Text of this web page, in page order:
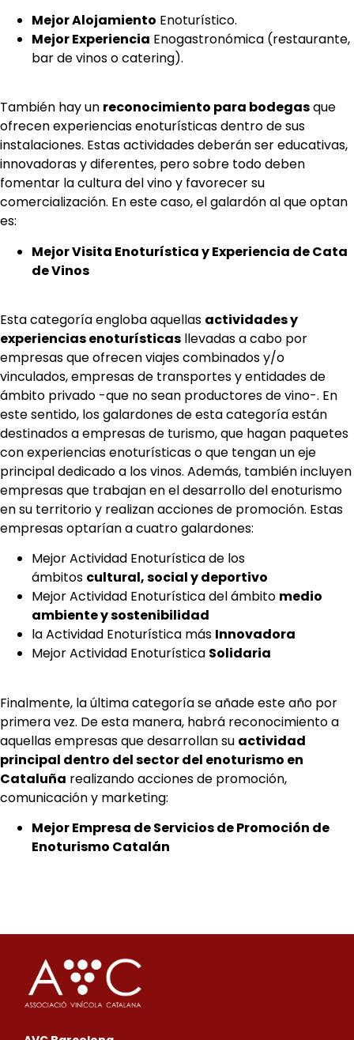
Mejor Alojamiento Enoturístico.
Mejor Experiencia Enogastronómica (restaurante,
bar de vinos o catering).
También hay un reconocimiento para bodegasque
ofrecen experiencias enoturísticas dentro de sus
instalaciones. Estas actividades deberán ser educativas,
innovadoras y diferentes, pero sobre todo deben
fomentar la cultura del vino y favorecer su
comercialización. En este caso, el galardón al que optan
es:
Mejor Visita Enoturística y Experiencia de Cata
de Vinos
Esta categoría engloba aquellas actividades y
experiencias enoturísticas llevadas a cabo por
empresas que ofrecen viajes combinados y/o
vinculados, empresas de transportes y entidades de
ámbito privado -que no sean productores de vino-. En
este sentido, los galardones de esta categoría están
destinados a empresas de turismo, que hagan paquetes
con experiencias enoturísticas o que tengan un eje
principal dedicado a los vinos. Además, también incluyen
empresas que trabajan en el desarrollo del enoturismo
en su territorio y realizan acciones de promoción. Estas
empresas optarían a cuatro galardones:
Mejor Actividad Enoturística de los
ámbitos cultural, social y deportivo
Mejor Actividad Enoturística del ámbito medio
ambiente y sostenibilidad
la Actividad Enoturística más Innovadora
Mejor Actividad Enoturística Solidaria
Finalmente, la última categoría se añade este año por
primera vez. De esta manera, habrá reconocimiento a
aquellas empresas que desarrollan su actividad
principal dentro del sector del enoturismo en
Cataluña realizando acciones de promoción,
comunicación y marketing:
Mejor Empresa de Servicios de Promoción de
Enoturismo Catalán